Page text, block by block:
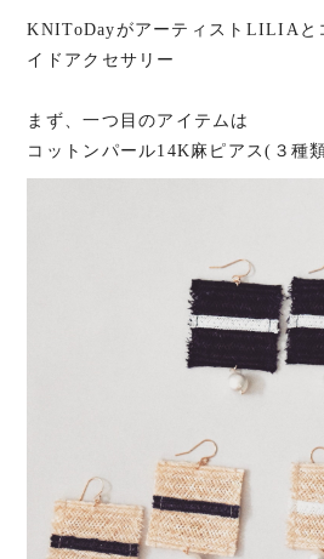
KNIToDayがアーティストLILIAと
イドアクセサリー
まず、一つ目のアイテムは
コットンパール14K麻ピアス(３種